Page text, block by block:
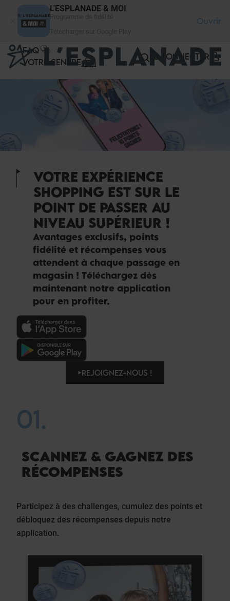
L'ESPLANADE & MOI
Ouvrir
FAQ
VOTRE CENTRE
SE CONNECTER
VOTRE EXPÉRIENCE
SHOPPING EST SUR LE
POINT DE PASSER AU
NIVEAU SUPÉRIEUR !
Avantages exclusifs, points
fidélité et récompenses vous
attendent à chaque passage en
magasin ! Téléchargez dès
maintenant notre application
pour en profiter.
REJOIGNEZ-NOUS !
01.
SCANNEZ & GAGNEZ DES
RÉCOMPENSES
Participez à des challenges, cumulez des points et
débloquez des récompenses depuis notre
application.
Panneau de gestion des cookies